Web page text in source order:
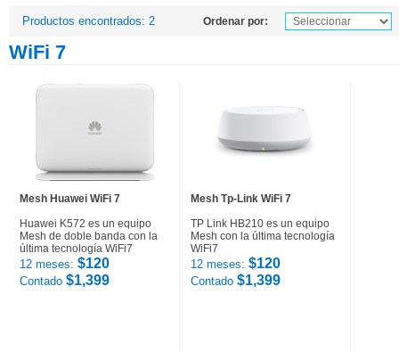
Productos encontrados: 2 Ordenar por:
WiFi 7
Mesh Huawei WiFi 7
Huawei K572 es un equipo
Mesh de doble banda con la
última tecnología WiFi7
12 meses: $120
Contado $1,399
Mesh Tp-Link WiFi 7
TP Link HB210 es un equipo
Mesh con la última tecnología
WiFi7
12 meses: $120
Contado $1,399